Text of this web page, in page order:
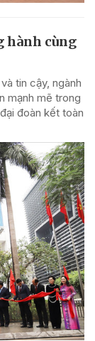
hành cùng
tin cậy, ngành
mạnh mẽ trong
đoàn kết toàn